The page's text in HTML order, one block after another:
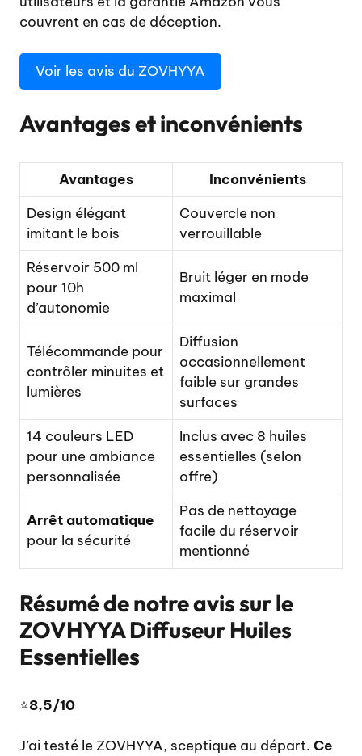
couvrent en cas de déception.
Voir les avis du ZOVHYYA
Avantages et inconvénients
Avantages
Inconvénients
Design élégant
imitant le bois
Couvercle non
verrouillable
Réservoir 500 ml
pour 10h
d’autonomie
Bruit léger en mode
maximal
Télécommande pour
contrôler minuites et
lumières
Diffusion
occasionnellement
faible sur grandes
surfaces
14 couleurs LED
pour une ambiance
personnalisée
Inclus avec 8 huiles
essentielles (selon
offre)
Arrêt automatique
pour la sécurité
Pas de nettoyage
facile du réservoir
mentionné
Résumé de notre avis sur le
ZOVHYYA Diffuseur Huiles
Essentielles
⭐8,5/10
J’ai testé le ZOVHYYA, sceptique au départ. Ce